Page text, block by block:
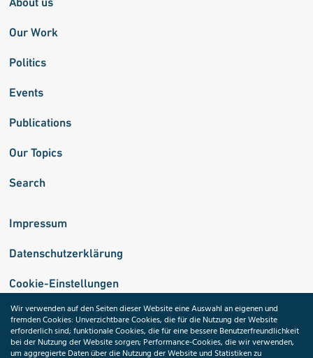
Our Work
Politics
Events
Publications
Our Topics
Search
Impressum
Datenschutzerklärung
Cookie-Einstellungen
Medizininformatik-Initiative
Wir verwenden auf den Seiten dieser Website eine Auswahl an eigenen und
fremden Cookies: Unverzichtbare Cookies, die für die Nutzung der Website
erforderlich sind; funktionale Cookies, die für eine bessere Benutzerfreundlichkeit
bei der Nutzung der Website sorgen; Performance-Cookies, die wir verwenden,
um aggregierte Daten über die Nutzung der Website und Statistiken zu